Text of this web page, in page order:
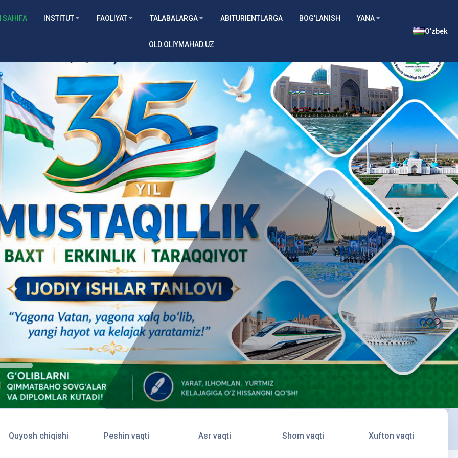
SAHIFA INSTITUT FAOLIYAT TALABALARGA ABITURIENTLARGA BOG'LANISH YANA
OLD.OLIYMAHAD.UZ
O'zbek
Quyosh chiqishi Peshin vaqti Asr vaqti Shom vaqti Xufton vaqti